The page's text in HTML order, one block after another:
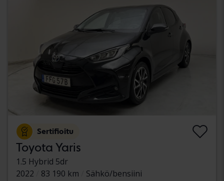
Sertifioitu
Toyota Yaris
1.5 Hybrid 5dr
2022
83 190 km
Sähkö/bensiini